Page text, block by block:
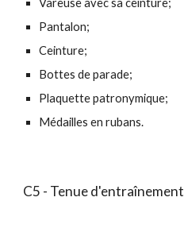
Vareuse avec sa ceinture;
Pantalon;
Ceinture;
Bottes de parade;
Plaquette patronymique;
Médailles en rubans.
C5 - Tenue d'entraînement